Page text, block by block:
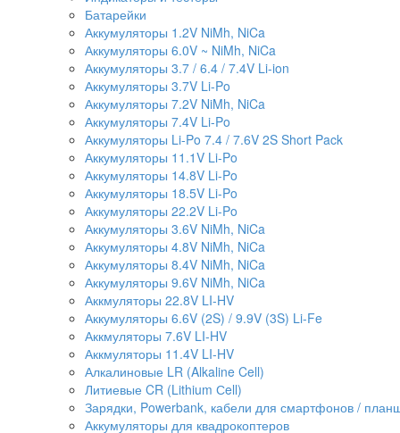
Батарейки
Аккумуляторы 1.2V NiMh, NiCa
Аккумуляторы 6.0V ~ NiMh, NiCa
Аккумуляторы 3.7 / 6.4 / 7.4V Li-ion
Аккумуляторы 3.7V Li-Po
Аккумуляторы 7.2V NiMh, NiCa
Аккумуляторы 7.4V Li-Po
Аккумуляторы Li-Po 7.4 / 7.6V 2S Short Pack
Аккумуляторы 11.1V Li-Po
Аккумуляторы 14.8V Li-Po
Аккумуляторы 18.5V Li-Po
Аккумуляторы 22.2V Li-Po
Аккумуляторы 3.6V NiMh, NiCa
Аккумуляторы 4.8V NiMh, NiCa
Аккумуляторы 8.4V NiMh, NiCa
Аккумуляторы 9.6V NiMh, NiCa
Аккмуляторы 22.8V LI-HV
Аккумуляторы 6.6V (2S) / 9.9V (3S) Li-Fe
Аккмуляторы 7.6V LI-HV
Аккмуляторы 11.4V LI-HV
Алкалиновые LR (Alkaline Cell)
Литиевые CR (Lithium Сell)
Зарядки, Powerbank, кабели для смартфонов /
Аккумуляторы для квадрокоптеров